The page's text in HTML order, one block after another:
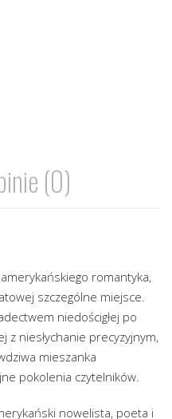
(0)
romantyka,
szczególne miejsce.
niedościgłej po
z niesłychanie precyzyjnym,
mieszanka
pokolenia czytelników.
nowelista, poeta i